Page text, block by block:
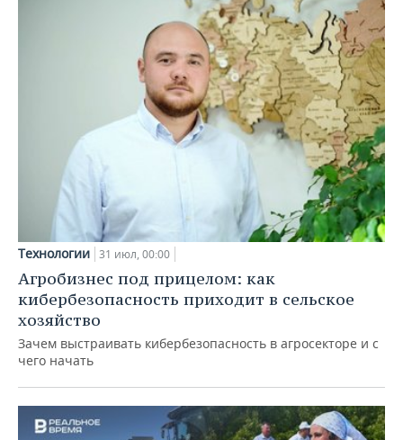
Технологии 31 июл, 00:00
Агробизнес под прицелом: как
кибербезопасность приходит в сельское
хозяйство
Зачем выстраивать кибербезопасность в агросекторе и с
чего начать